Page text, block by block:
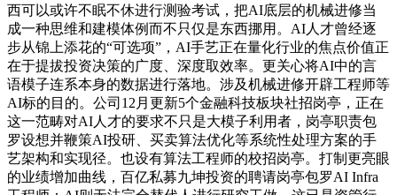
西可以或许不眠不休进行测验考试，把AI底层的机械进修当
成一种思维和建模体例而不只仅是东西挪用。AI人才曾经逐
步从锦上添花的“可选项”，AI手艺正在量化行业的焦点价值正
在于提拔投资决策的广度、深度取效率。更关心将AI中的言
语模子连系本身的数据进行落地。涉及机械进修开辟工程师等
AI标的目的。公司12月更新5个金融科技板块社招岗亭，正在
这一范畴对AI人才的要求不只是大模子利用者，岗亭职责包
罗设想并鞭策AI投研、买卖算法优化等系统性处理方案的手
艺架构和实现径。也设有算法工程师的校招岗亭。打制更亮眼
的业绩增加曲线，百亿私募九坤投资的聘请岗亭包罗AI Infra